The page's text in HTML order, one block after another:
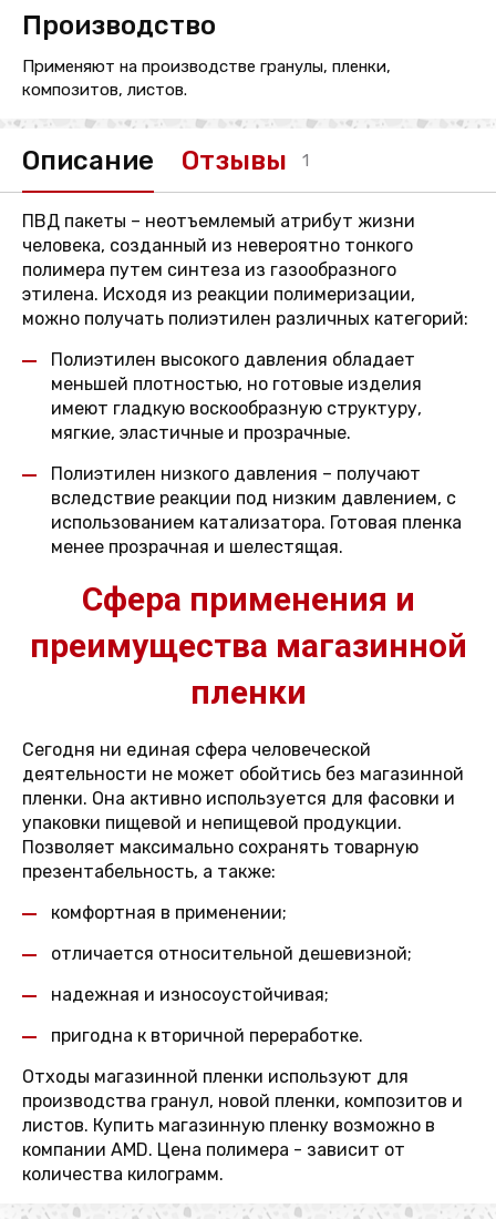
Производство
Применяют на производстве гранулы, пленки,
композитов, листов.
Описание Отзывы 1
ПВД пакеты – неотъемлемый атрибут жизни
человека, созданный из невероятно тонкого
полимера путем синтеза из газообразного
этилена. Исходя из реакции полимеризации,
можно получать полиэтилен различных категорий:
Полиэтилен высокого давления обладает
меньшей плотностью, но готовые изделия
имеют гладкую воскообразную структуру,
мягкие, эластичные и прозрачные.
Полиэтилен низкого давления – получают
вследствие реакции под низким давлением, с
использованием катализатора. Готовая пленка
менее прозрачная и шелестящая.
Сфера применения и
преимущества магазинной
пленки
Сегодня ни единая сфера человеческой
деятельности не может обойтись без магазинной
пленки. Она активно используется для фасовки и
упаковки пищевой и непищевой продукции.
Позволяет максимально сохранять товарную
презентабельность, а также:
комфортная в применении;
отличается относительной дешевизной;
надежная и износоустойчивая;
пригодна к вторичной переработке.
Отходы магазинной пленки используют для
производства гранул, новой пленки, композитов и
листов. Купить магазинную пленку возможно в
компании AMD. Цена полимера - зависит от
количества килограмм.